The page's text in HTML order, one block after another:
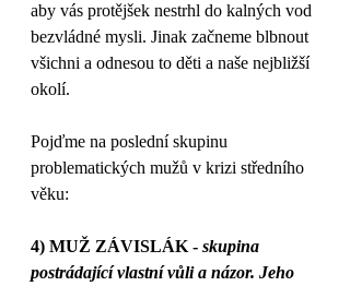
aby vás protějšek nestrhl do kalných vod
bezvládné mysli. Jinak začneme blbnout
všichni a odnesou to děti a naše nejbližší
okolí.
Pojďme na poslední skupinu
problematických mužů v krizi středního
věku:
4) MUŽ ZÁVISLÁK - skupina
postrádající vlastní vůli a názor. Jeho